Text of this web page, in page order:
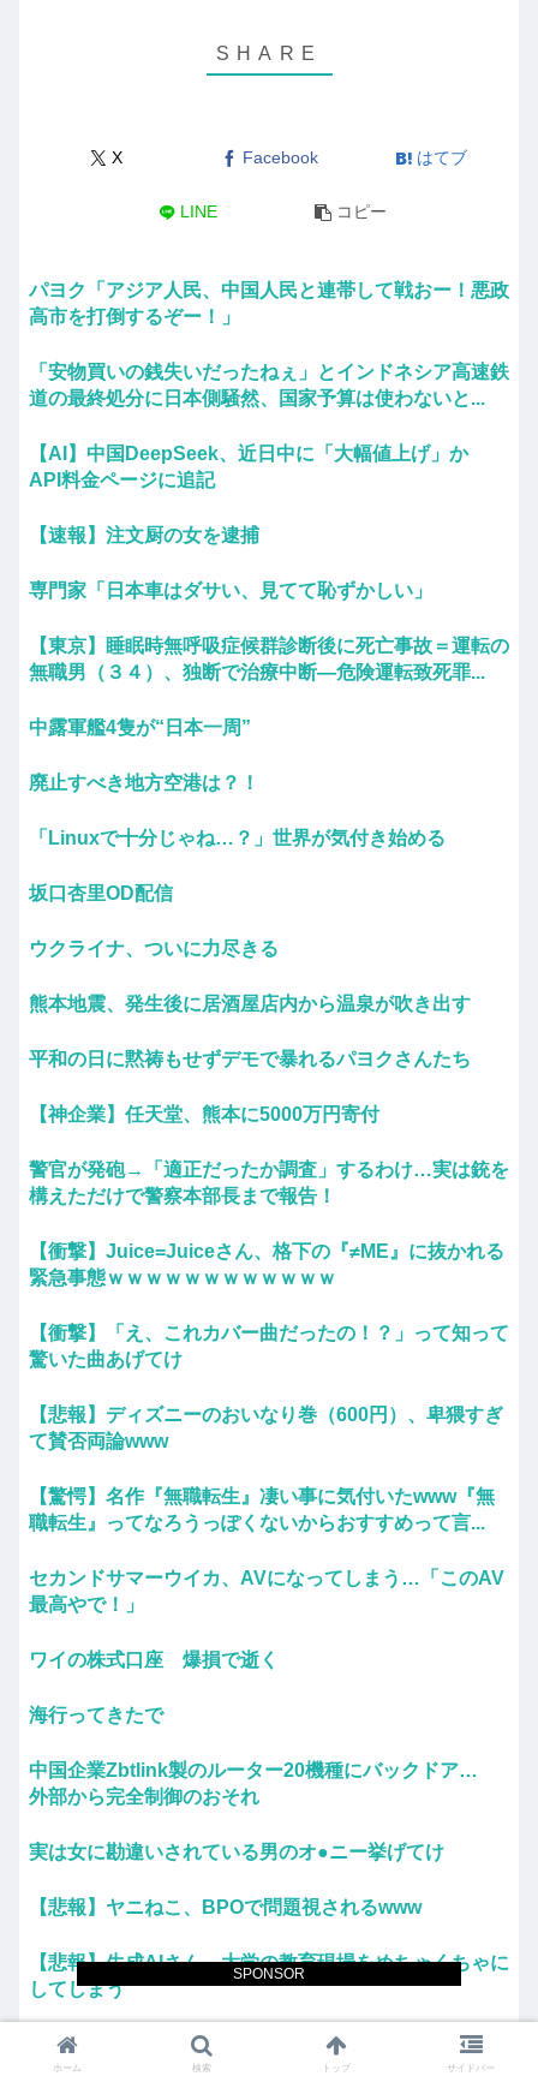
SPONSOR
X Facebook はてブ
LINE コピー
パヨク「アジア人民、中国人民と連帯して戦おー！悪政
高市を打倒するぞー！」
「安物買いの銭失いだったねぇ」とインドネシア高速鉄
道の最終処分に日本側騒然、国家予算は使わないと...
【AI】中国DeepSeek、近日中に「大幅値上げ」か
API料金ページに追記
【速報】注文厨の女を逮捕
専門家「日本車はダサい、見てて恥ずかしい」
【東京】睡眠時無呼吸症候群診断後に死亡事故＝運転の
無職男（３４）、独断で治療中断―危険運転致死罪...
中露軍艦4隻が“日本一周”
廃止すべき地方空港は？！
「Linuxで十分じゃね…？」世界が気付き始める
坂口杏里OD配信
ウクライナ、ついに力尽きる
熊本地震、発生後に居酒屋店内から温泉が吹き出す
平和の日に黙祷もせずデモで暴れるパヨクさんたち
【神企業】任天堂、熊本に5000万円寄付
警官が発砲→「適正だったか調査」するわけ…実は銃を
構えただけで警察本部長まで報告！
【衝撃】Juice=Juiceさん、格下の『≠ME』に抜かれる
緊急事態ｗｗｗｗｗｗｗｗｗｗｗｗ
【衝撃】「え、これカバー曲だったの！？」って知って
驚いた曲あげてけ
【悲報】ディズニーのおいなり巻（600円）、卑猥すぎ
て賛否両論www
【驚愕】名作『無職転生』凄い事に気付いたwww『無
職転生』ってなろうっぽくないからおすすめって言...
セカンドサマーウイカ、AVになってしまう…「このAV
最高やで！」
ワイの株式口座 爆損で逝く
海行ってきたで
中国企業Zbtlink製のルーター20機種にバックドア…
外部から完全制御のおそれ
実は女に勘違いされている男のオ●ニー挙げてけ
【悲報】ヤニねこ、BPOで問題視されるwww
【悲報】生成AIさん、大学の教育現場をめちゃくちゃに
してしまう
写真加工アプリ「SNOW」、ステマ投稿指示で措置命
令 消費者庁
ホーム 検索 トップ サイドバー